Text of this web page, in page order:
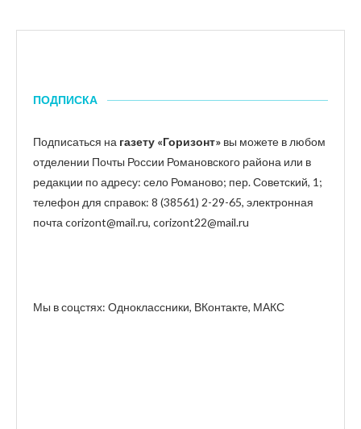
ПОДПИСКА
Подписаться на газету «Горизонт» вы можете в любом
отделении Почты России Романовского района или в
редакции по адресу: село Романово; пер. Советский, 1;
телефон для справок: 8 (38561) 2-29-65, электронная
почта corizont@mail.ru, corizont22@mail.ru
Мы в соцстях: Одноклассники, ВКонтакте, МАКС